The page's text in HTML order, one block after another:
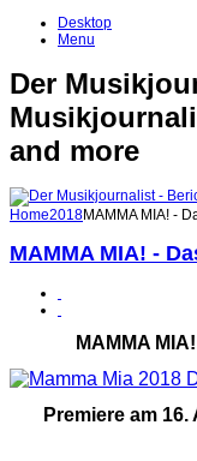
Desktop
Menu
Der
and more
Home2018MAMMA MIA! -
MAMMA MIA! -
MAMMA
Premiere am